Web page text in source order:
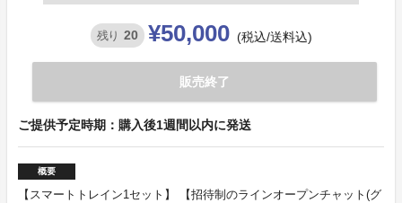
残り 20 ¥50,000 (税込/送料込)
販売終了
ご提供予定時期：購入後1週間以内に発送
概要
【スマートトレイン1セット】 【招待制のラインオープンチャット(グ